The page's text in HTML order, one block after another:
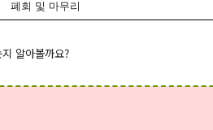
폐회 및 마무리
알아볼까요?